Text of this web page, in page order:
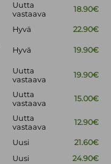
Uutta
vastaava
18.90€
Hyvä
22.90€
Hyvä 19.90€
Uutta
vastaava
19.90€
Uutta
vastaava
15.00€
Uutta
vastaava
12.90€
Uusi
21.60€
Uusi 24.90€